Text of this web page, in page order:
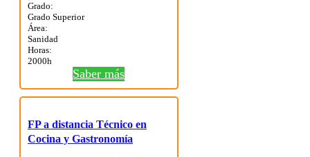
Grado:
Grado Superior
Área:
Sanidad
Horas:
2000h
Saber más
FP a distancia Técnico en
Cocina y Gastronomía